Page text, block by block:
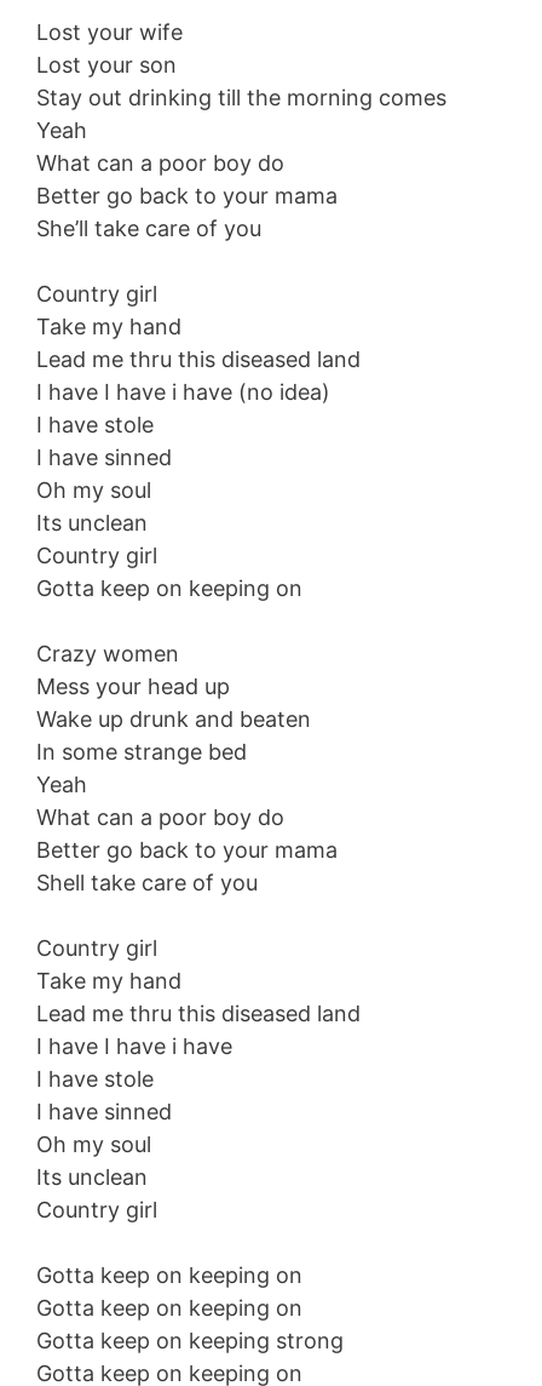
Lost your wife
Lost your son
Stay out drinking till the morning comes
Yeah
What can a poor boy do
Better go back to your mama
She’ll take care of you
Country girl
Take my hand
Lead me thru this diseased land
I have I have i have (no idea)
I have stole
I have sinned
Oh my soul
Its unclean
Country girl
Gotta keep on keeping on
Crazy women
Mess your head up
Wake up drunk and beaten
In some strange bed
Yeah
What can a poor boy do
Better go back to your mama
Shell take care of you
Country girl
Take my hand
Lead me thru this diseased land
I have I have i have
I have stole
I have sinned
Oh my soul
Its unclean
Country girl
Gotta keep on keeping on
Gotta keep on keeping on
Gotta keep on keeping strong
Gotta keep on keeping on